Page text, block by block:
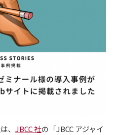
、 JBCC 社の「JBCC アジャイ